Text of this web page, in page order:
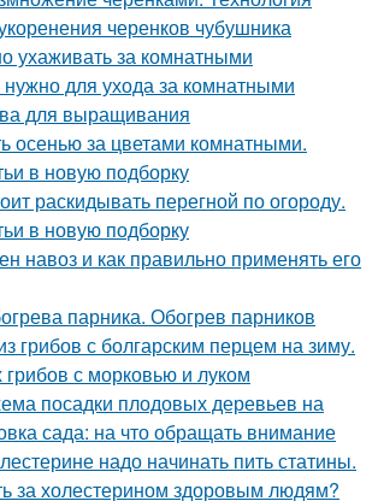
черенков чубушника
ухаживать за комнатными
для ухода за комнатными
для выращивания
осенью за цветами комнатными.
в новую подборку
раскидывать перегной по огороду.
в новую подборку
навоз и как правильно применять его
парника. Обогрев парников
грибов с болгарским перцем на зиму.
с морковью и луком
посадки плодовых деревьев на
сада: на что обращать внимание
надо начинать пить статины.
за холестерином здоровым людям?